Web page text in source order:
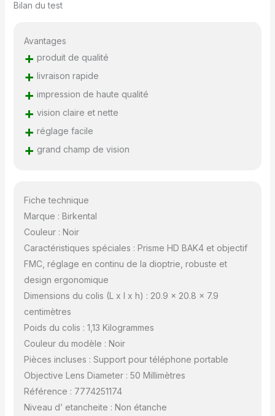
Bilan du test
Avantages
+ produit de qualité
+ livraison rapide
+ impression de haute qualité
+ vision claire et nette
+ réglage facile
+ grand champ de vision
Fiche technique
Marque : Birkental
Couleur : Noir
Caractéristiques spéciales : Prisme HD BAK4 et objectif
FMC, réglage en continu de la dioptrie, robuste et
design ergonomique
Dimensions du colis (L x l x h) : 20.9 x 20.8 x 7.9
centimètres
Poids du colis : 1,13 Kilogrammes
Couleur du modèle : Noir
Pièces incluses : Support pour téléphone portable
Objective Lens Diameter : 50 Millimètres
Référence : 7774251174
Niveau d’ etancheite : Non étanche